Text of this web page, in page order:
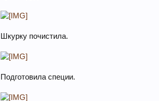
Шкурку почистила.
Подготовила специи.